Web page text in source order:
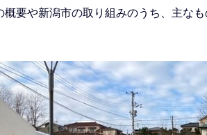
要や新潟市の取り組みのうち、主なも